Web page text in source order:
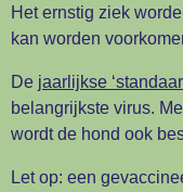
Het ernstig ziek
kan worden
De jaarlijkse
belangrijkste virus.
wordt de hond ook
Let op: een